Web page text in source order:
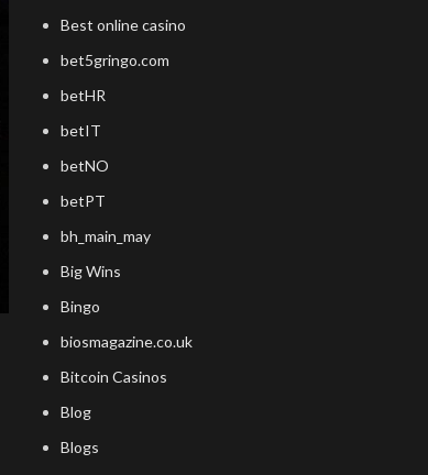
Best online casino
bet5gringo.com
betHR
betIT
betNO
betPT
bh_main_may
Big Wins
Bingo
biosmagazine.co.uk
Bitcoin Casinos
Blog
Blogs